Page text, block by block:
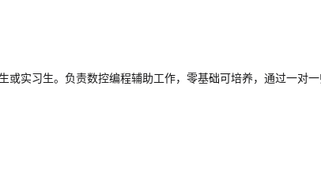
或实习生。负责数控编程辅助工作，零基础可培养，通过一对